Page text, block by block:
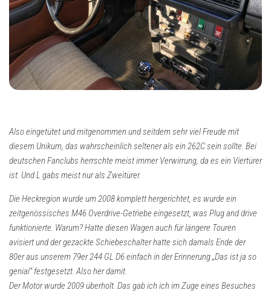
Also eingetütet und mitgenommen und seitdem sehr viel Freude mit
diesem Unikum, das wahrscheinlich seltener als ein 262C sein sollte. Bei
deutschen Fanclubs herrschte meist immer Verwirrung, da es ein Viertürer
ist. Und L gabs meist nur als Zweitürer.
Die Heckregion wurde um 2008 komplett hergerichtet, es wurde ein
zeitgenössisches M46 Overdrive-Getriebe eingesetzt, was Plug and drive
funktionierte. Warum? Hatte diesen Wagen auch für längere Touren
avisiert und der gezackte Schiebeschalter hatte sich damals Ende der
80er aus unserem 79er 244 GL D6 einfach in der Erinnerung „Das ist ja so
genial“ festgesetzt. Also her damit.
Der Motor wurde 2009 überholt. Das gab ich ich im Zuge eines Besuches